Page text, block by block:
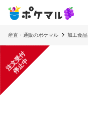
産直・通販のポケマル 加工食品
注
文
受
付
停
止
中